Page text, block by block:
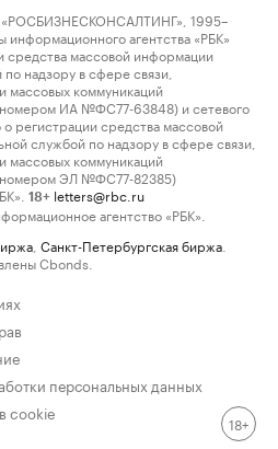
1995–
агентства «РБК»
средства массовой информации
надзору в сфере связи,
массовых коммуникаций
номером ИА №ФС77-63848) и сетевого
о регистрации средства массовой
службой по надзору в сфере связи,
массовых коммуникаций
номером ЭЛ №ФС77-82385)
18+ letters@rbc.ru
агентство «РБК».
Санкт-Петербургская биржа
Cbonds.
персональных данных
cookie
18+